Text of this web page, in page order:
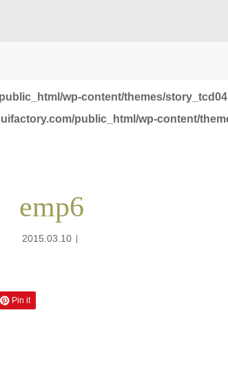
wp-content/themes/
public_html/wp-content/
emp6
2015.03.10
Pin it